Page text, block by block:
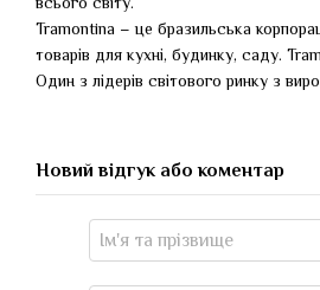
Tramontina – це бразильська
товарів для кухні, будинку, саду.
Один з лідерів світового ринку з
Новий відгук або коментар